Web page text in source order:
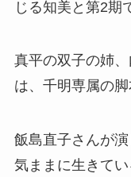
じる知美と第2期
真平の双子の姉
は、千明専属の脚
飯島直子さんが
気ままに生きてい